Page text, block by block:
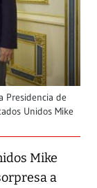
Presidencia de
Unidos Mike
Mike
a